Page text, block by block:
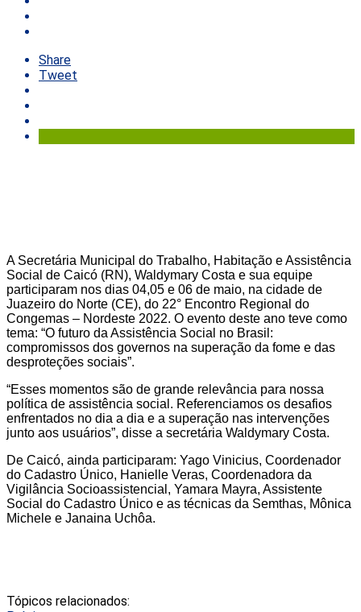
Share
Tweet
A Secretária Municipal do Trabalho, Habitação e Assistência
Social de Caicó (RN), Waldymary Costa e sua equipe
participaram nos dias 04,05 e 06 de maio, na cidade de
Juazeiro do Norte (CE), do 22° Encontro Regional do
Congemas – Nordeste 2022. O evento deste ano teve como
tema: “O futuro da Assistência Social no Brasil:
compromissos dos governos na superação da fome e das
desproteções sociais”.
“Esses momentos são de grande relevância para nossa
política de assistência social. Referenciamos os desafios
enfrentados no dia a dia e a superação nas intervenções
junto aos usuários”, disse a secretária Waldymary Costa.
De Caicó, ainda participaram: Yago Vinicius, Coordenador
do Cadastro Único, Hanielle Veras, Coordenadora da
Vigilância Socioassistencial, Yamara Mayra, Assistente
Social do Cadastro Único e as técnicas da Semthas, Mônica
Michele e Janaina Uchôa.
Tópicos relacionados: